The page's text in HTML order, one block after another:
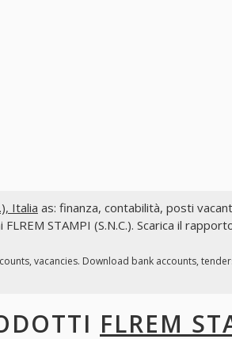
Italia as: finanza, contabilità, posti
STAMPI (S.N.C.). Scarica il
vacancies. Download bank accounts,
FLREM